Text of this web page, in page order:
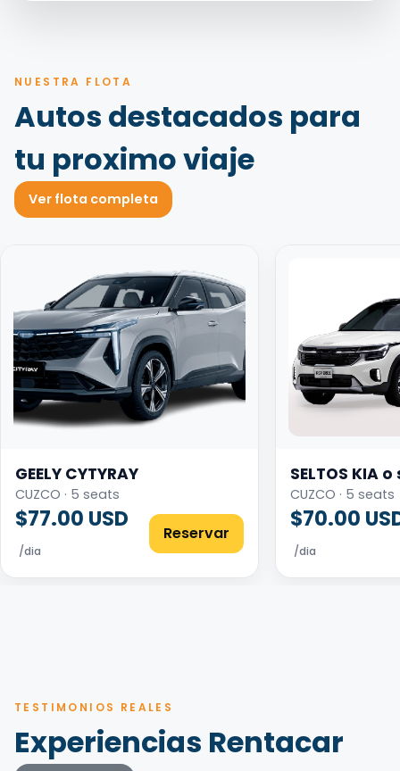
NUESTRA FLOTA
Autos destacados para
tu proximo viaje
Ver flota completa
GEELY CYTYRAY
CUZCO · 5 seats
$77.00 USD
/dia
Reservar
SELTOS KIA
CUZCO · 5 seats
$70.00
/dia
TESTIMONIOS REALES
Experiencias Rentacar